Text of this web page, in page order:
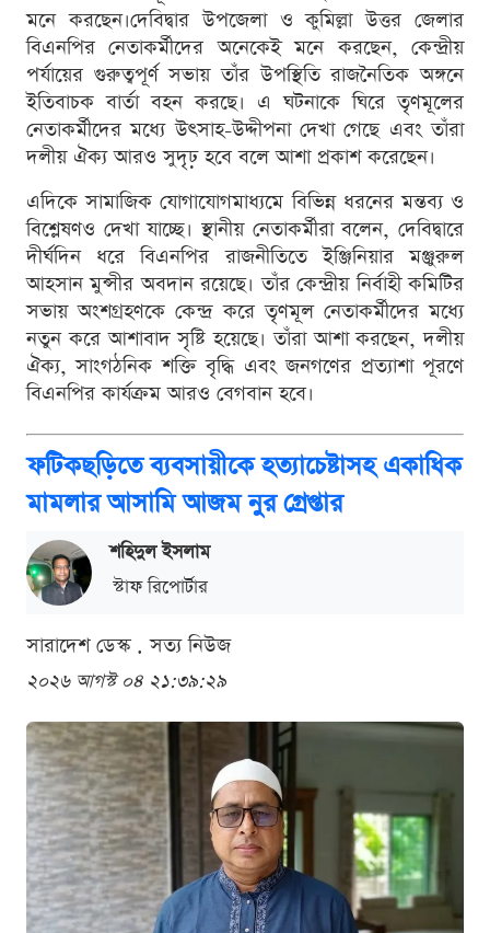
মনে করছেন।দেবিদ্বার উপজেলা ও কুমিল্লা উত্তর জেলার
বিএনপির নেতাকর্মীদের অনেকেই মনে করছেন, কেন্দ্রীয়
পর্যায়ের গুরুত্বপূর্ণ সভায় তাঁর উপস্থিতি রাজনৈতিক অঙ্গনে
ইতিবাচক বার্তা বহন করছে। এ ঘটনাকে ঘিরে তৃণমূলের
নেতাকর্মীদের মধ্যে উৎসাহ-উদ্দীপনা দেখা গেছে এবং তাঁরা
দলীয় ঐক্য আরও সুদৃঢ় হবে বলে আশা প্রকাশ করেছেন।
এদিকে সামাজিক যোগাযোগমাধ্যমে বিভিন্ন ধরনের মন্তব্য ও
বিশ্লেষণও দেখা যাচ্ছে। স্থানীয় নেতাকর্মীরা বলেন, দেবিদ্বারে
দীর্ঘদিন ধরে বিএনপির রাজনীতিতে ইঞ্জিনিয়ার মঞ্জুরুল
আহসান মুন্সীর অবদান রয়েছে। তাঁর কেন্দ্রীয় নির্বাহী কমিটির
সভায় অংশগ্রহণকে কেন্দ্র করে তৃণমূল নেতাকর্মীদের মধ্যে
নতুন করে আশাবাদ সৃষ্টি হয়েছে। তাঁরা আশা করছেন, দলীয়
ঐক্য, সাংগঠনিক শক্তি বৃদ্ধি এবং জনগণের প্রত্যাশা পূরণে
বিএনপির কার্যক্রম আরও বেগবান হবে।
ফটিকছড়িতে ব্যবসায়ীকে হত্যাচেষ্টাসহ একাধিক
মামলার আসামি আজম নুর গ্রেপ্তার
শ‌হিদুল ইসলাম
স্টাফ রিপোর্টার
সারাদেশ ডেস্ক . সত্য নিউজ
২০২৬ আগস্ট ০৪ ২১:৩৯:২৯